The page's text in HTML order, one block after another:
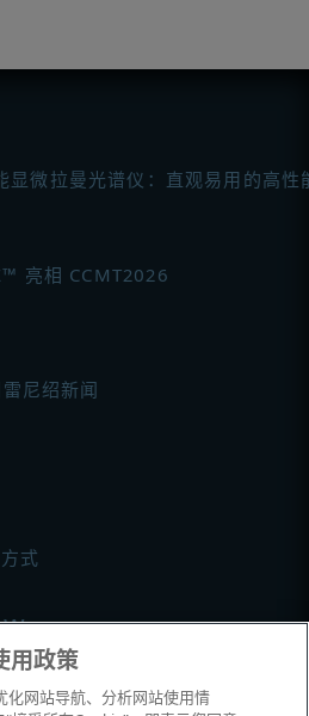
微拉曼光谱仪：直观易用的高性
亮相 CCMT2026
尼绍新闻
式
用政策
化网站导航、分析网站使用情